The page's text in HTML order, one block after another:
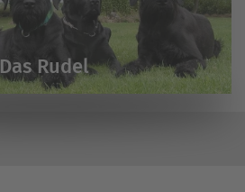
Das Rudel